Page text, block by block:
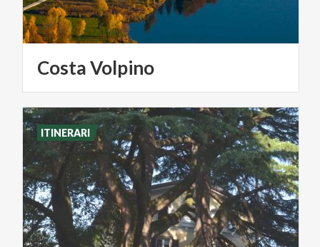
CostaVolpino
ITINERARI